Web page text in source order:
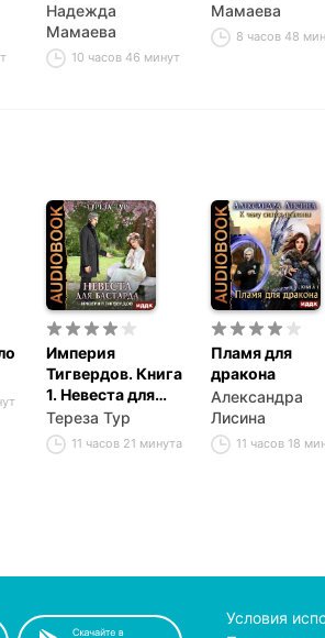
Надежда
Мамаева
10 часов 46 минут
Мамаева
8 часов 48
Империя
Тигвердов. Книга
1. Невеста для
бастарда
Тереза Тур
11 часов 21 минута
Пламя для
дракона
Александра
Лисина
11 часов 18
Условия